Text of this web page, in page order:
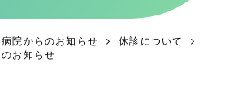
院からのお知らせ
休診について
お知らせ